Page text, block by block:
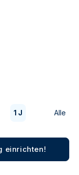
1 J Alle
einrichten!